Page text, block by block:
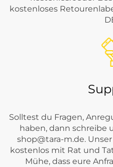
kostenloses
Solltest du Fragen,
haben, dann schreibe
shop@tara-m.de.
kostenlos mit Rat und
Mühe, dass eure